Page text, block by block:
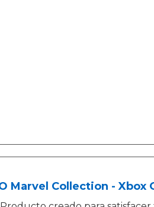
Marvel Collection -